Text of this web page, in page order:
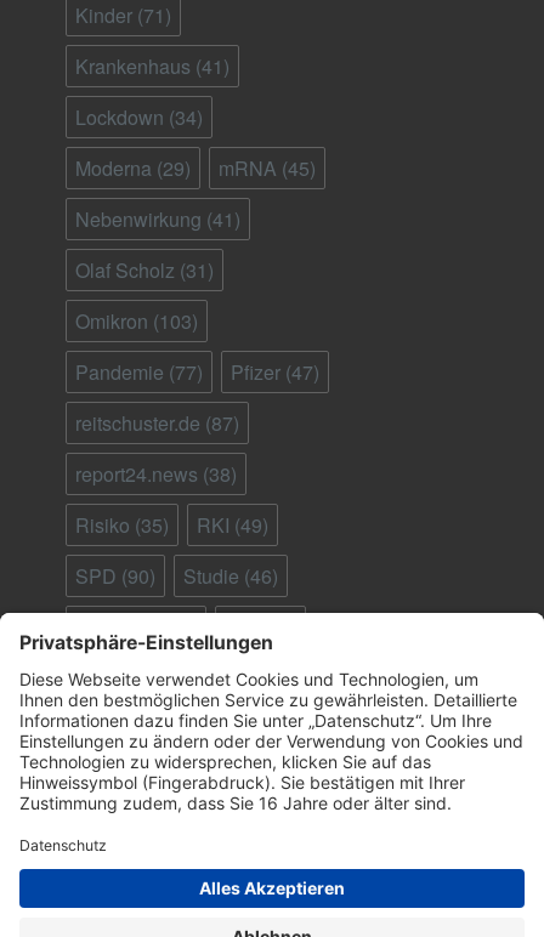
Kinder (71)
Krankenhaus (41)
Lockdown (34)
Moderna (29) mRNA (45)
Nebenwirkung (41)
Olaf Scholz (31)
Omikron (103)
Pandemie (77) Pfizer (47)
reitschuster.de (87)
report24.news (38)
Risiko (35) RKI (49)
SPD (90) Studie (46)
Ungeimpfte(95)
Virus(29) welt.de(33)
WHO(41) Österreich (25)